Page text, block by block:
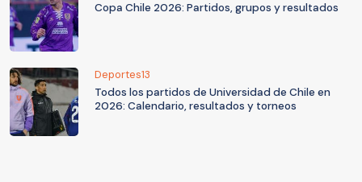
Copa Chile 2026: Partidos, grupos y resultados
Deportes13
Todos los partidos de Universidad de Chile en
2026: Calendario, resultados y torneos